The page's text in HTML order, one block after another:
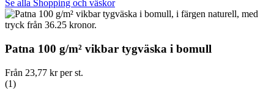
Se alla Shopping och väskor
Patna 100 g/m² vikbar tygväska i bomull
Från 23,77 krper st.
(1)